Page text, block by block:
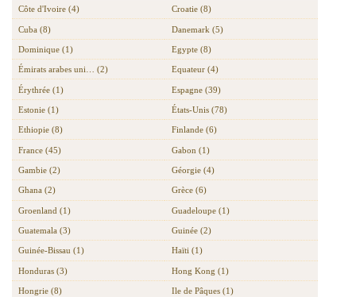
Côte d'Ivoire (4) Croatie (8)
Cuba (8) Danemark (5)
Dominique (1) Egypte (8)
Émirats arabes uni… (2) Equateur (4)
Érythrée (1) Espagne (39)
Estonie (1) États-Unis (78)
Ethiopie (8) Finlande (6)
France (45) Gabon (1)
Gambie (2) Géorgie (4)
Ghana (2) Grèce (6)
Groenland (1) Guadeloupe (1)
Guatemala (3) Guinée (2)
Guinée-Bissau (1) Haïti (1)
Honduras (3) Hong Kong (1)
Hongrie (8) Ile de Pâques (1)